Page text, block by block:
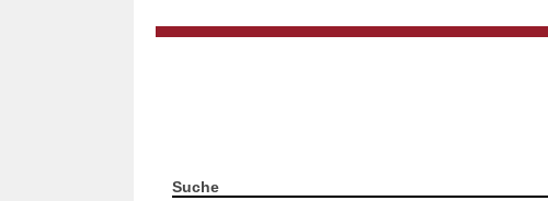
Suche